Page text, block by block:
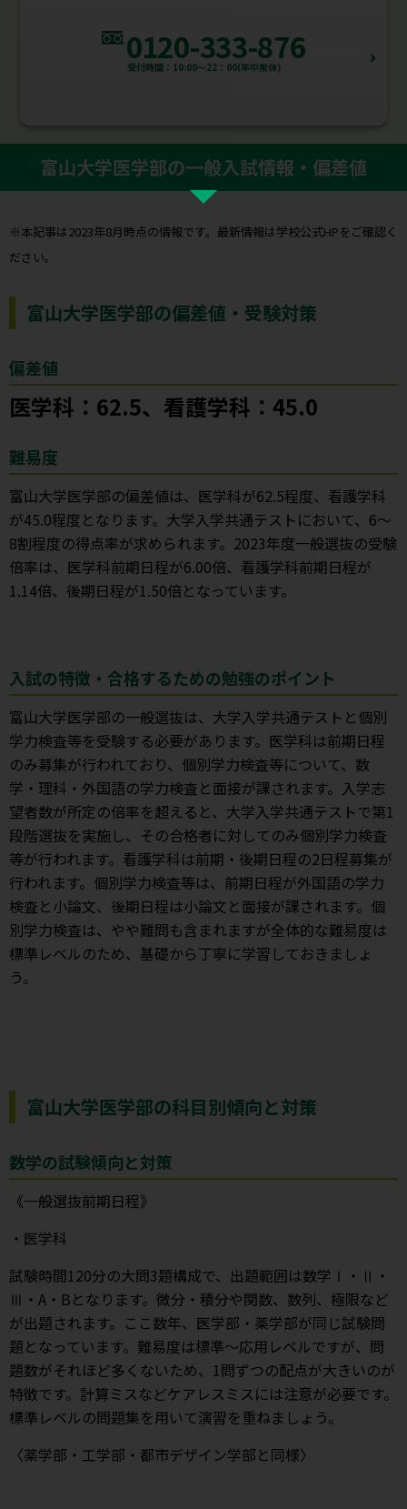
0120-333-876
受付時間：10:00～22：00(年中無休)
富山大学医学部の一般入試情報・偏差値
※本記事は2023年8月時点の情報です。最新情報は学校公式HPをご確認く
ださい。
富山大学医学部の偏差値・受験対策
偏差値
医学科：62.5、看護学科：45.0
難易度
富山大学医学部の偏差値は、医学科が62.5程度、看護学科
が45.0程度となります。大学入学共通テストにおいて、6～
8割程度の得点率が求められます。2023年度一般選抜の受験
倍率は、医学科前期日程が6.00倍、看護学科前期日程が
1.14倍、後期日程が1.50倍となっています。
入試の特徴・合格するための勉強のポイント
富山大学医学部の一般選抜は、大学入学共通テストと個別
学力検査等を受験する必要があります。医学科は前期日程
のみ募集が行われており、個別学力検査等について、数
学・理科・外国語の学力検査と面接が課されます。入学志
望者数が所定の倍率を超えると、大学入学共通テストで第1
段階選抜を実施し、その合格者に対してのみ個別学力検査
等が行われます。看護学科は前期・後期日程の2日程募集が
行われます。個別学力検査等は、前期日程が外国語の学力
検査と小論文、後期日程は小論文と面接が課されます。個
別学力検査は、やや難問も含まれますが全体的な難易度は
標準レベルのため、基礎から丁寧に学習しておきましょ
う。
富山大学医学部の科目別傾向と対策
数学の試験傾向と対策
《一般選抜前期日程》
・医学科
試験時間120分の大問3題構成で、出題範囲は数学Ⅰ・Ⅱ・
Ⅲ・A・Bとなります。微分・積分や関数、数列、極限など
が出題されます。ここ数年、医学部・薬学部が同じ試験問
題となっています。難易度は標準～応用レベルですが、問
題数がそれほど多くないため、1問ずつの配点が大きいのが
特徴です。計算ミスなどケアレスミスには注意が必要です。
標準レベルの問題集を用いて演習を重ねましょう。
〈薬学部・工学部・都市デザイン学部と同様〉